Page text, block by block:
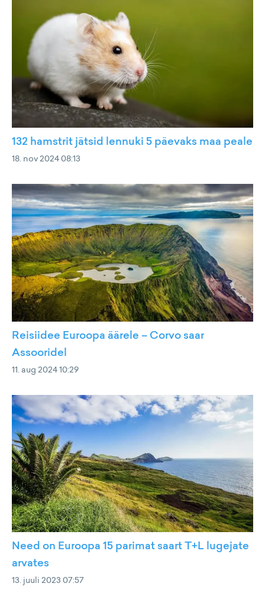
132 hamstrit jätsid lennuki 5 päevaks maa peale
18. nov 2024 08:13
Reisiidee Euroopa äärele – Corvo saar
Assooridel
11. aug 2024 10:29
Need on Euroopa 15 parimat saart T+L lugejate
arvates
13. juuli 2023 07:57